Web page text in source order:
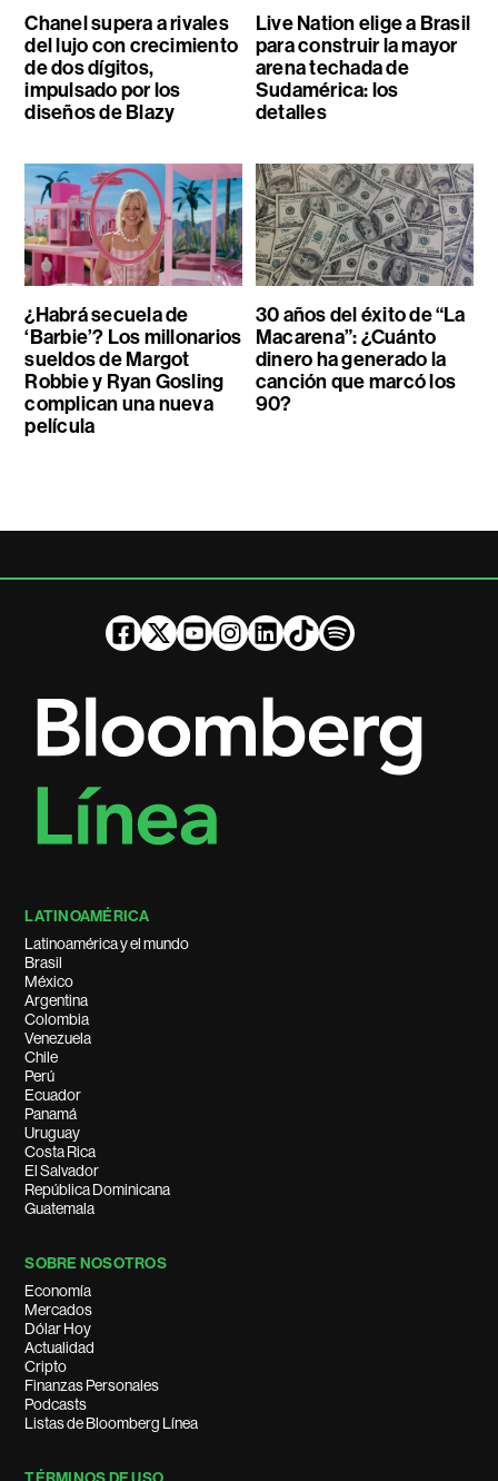
Chanel supera a rivales
del lujo con crecimiento
de dos dígitos,
impulsado por los
diseños de Blazy
Live Nation elige a Brasil
para construir la mayor
arena techada de
Sudamérica: los
detalles
¿Habrá secuela de
‘Barbie’? Los millonarios
sueldos de Margot
Robbie y Ryan Gosling
complican una nueva
película
30 años del éxito de “La
Macarena”: ¿Cuánto
dinero ha generado la
canción que marcó los
90?
LATINOAMÉRICA
Latinoamérica y el mundo
Brasil
México
Argentina
Colombia
Venezuela
Chile
Perú
Ecuador
Panamá
Uruguay
Costa Rica
El Salvador
República Dominicana
Guatemala
SOBRE NOSOTROS
Economía
Mercados
Dólar Hoy
Actualidad
Cripto
Finanzas Personales
Podcasts
Listas de Bloomberg Línea